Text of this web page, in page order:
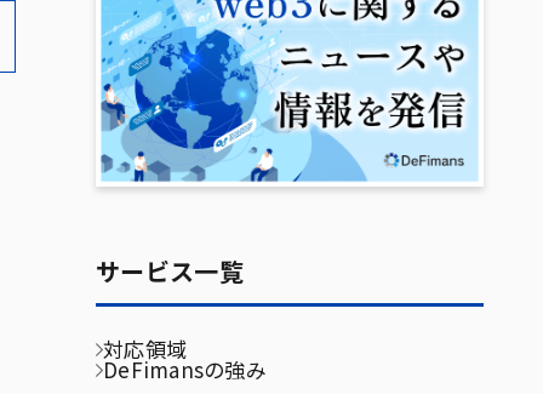
サービス一覧
対応領域
DeFimansの強み